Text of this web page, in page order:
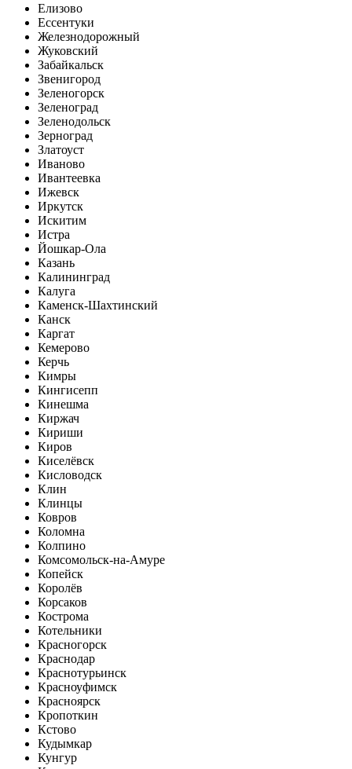
Елизово
Ессентуки
Железнодорожный
Жуковский
Забайкальск
Звенигород
Зеленогорск
Зеленоград
Зеленодольск
Зерноград
Златоуст
Иваново
Ивантеевка
Ижевск
Иркутск
Искитим
Истра
Йошкар-Ола
Казань
Калининград
Калуга
Каменск-Шахтинский
Канск
Каргат
Кемерово
Керчь
Кимры
Кингисепп
Кинешма
Киржач
Кириши
Киров
Киселёвск
Кисловодск
Клин
Клинцы
Ковров
Коломна
Колпино
Комсомольск-на-Амуре
Копейск
Королёв
Корсаков
Кострома
Котельники
Красногорск
Краснодар
Краснотурьинск
Красноуфимск
Красноярск
Кропоткин
Кстово
Кудымкар
Кунгур